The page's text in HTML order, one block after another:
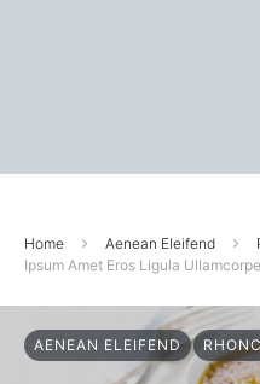
Home Aenean Eleifend
Ipsum Amet Eros Ligula
AENEAN ELEIFEND